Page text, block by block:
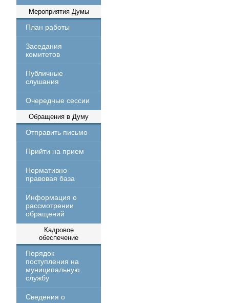
Мероприятия Думы
План работы
Заседания
комитетов
Публичные
слушания
Очередные сессии
Обращения в Думу
Отправить письмо
Прийти на прием
Нормативно-
правовая база
Информация о
рассмотрении
обращений
Кадровое
обеспечение
Порядок
поступления на
муниципальную
службу
Сведения о